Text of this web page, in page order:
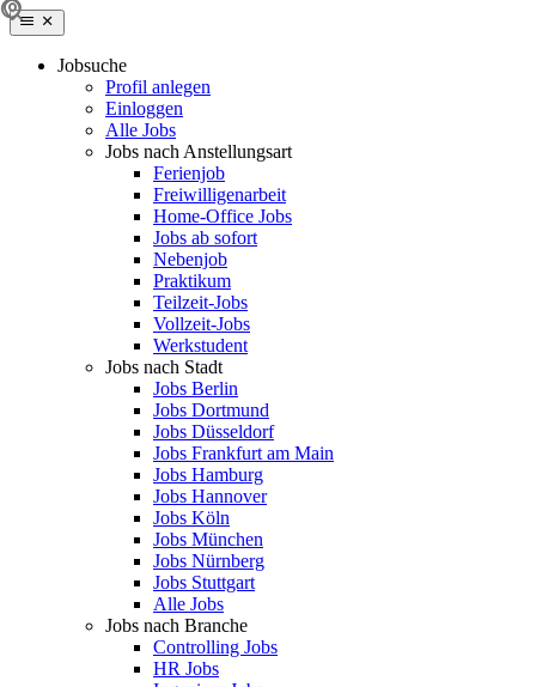
Jobsuche
Profil anlegen
Einloggen
Alle Jobs
Jobs nach Anstellungsart
Ferienjob
Freiwilligenarbeit
Home-Office Jobs
Jobs ab sofort
Nebenjob
Praktikum
Teilzeit-Jobs
Vollzeit-Jobs
Werkstudent
Jobs nach Stadt
Jobs Berlin
Jobs Dortmund
Jobs Düsseldorf
Jobs Frankfurt am Main
Jobs Hamburg
Jobs Hannover
Jobs Köln
Jobs München
Jobs Nürnberg
Jobs Stuttgart
Alle Jobs
Jobs nach Branche
Controlling Jobs
HR Jobs